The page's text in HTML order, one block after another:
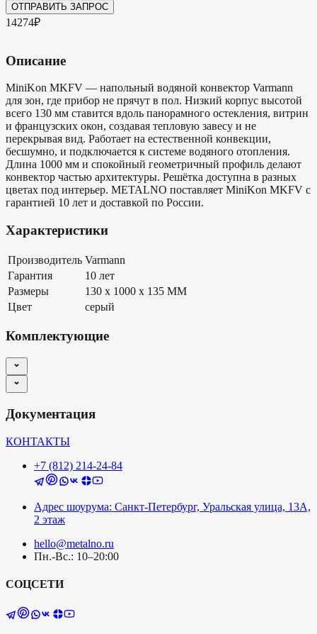
ОТПРАВИТЬ ЗАПРОС
14274₽
Описание
MiniKon MKFV — напольный водяной конвектор Varmann
для зон, где прибор не прячут в пол. Низкий корпус высотой
всего 130 мм ставится вдоль панорамного остекления, витрин
и французских окон, создавая тепловую завесу и не
перекрывая вид. Работает на естественной конвекции,
бесшумно, и подключается к системе водяного отопления.
Длина 1000 мм и спокойный геометричный профиль делают
конвектор частью архитектуры. Решётка доступна в разных
цветах под интерьер. METALNO поставляет MiniKon MKFV с
гарантией 10 лет и доставкой по России.
Характеристики
Производитель Varmann
Гарантия
10 лет
Размеры
130 x 1000 x 135 MM
Цвет
серый
Комплектующие
Документация
КОНТАКТЫ
+7 (812) 214-24-84
Адрес шоурума: Санкт-Петербург, Уральская улица, 13А,
2 этаж
hello@metalno.ru
Пн.-Вс.: 10–20:00
СОЦСЕТИ